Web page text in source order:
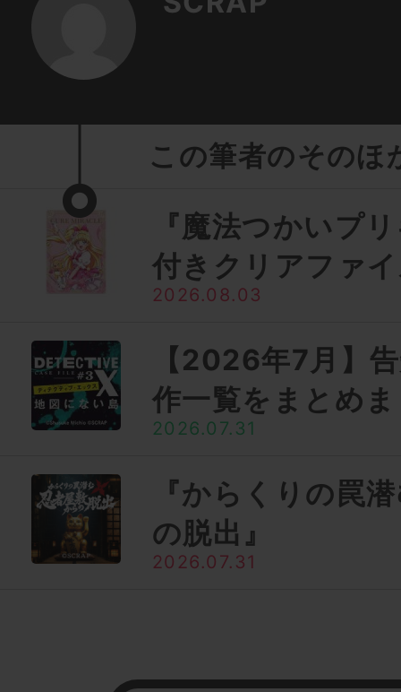
この筆者のそのほ
『魔法つかいプ
付きクリアファ
2026.08.03
【2026年7月】
作一覧をまとめ
2026.07.31
『からくりの罠
の脱出』
2026.07.31